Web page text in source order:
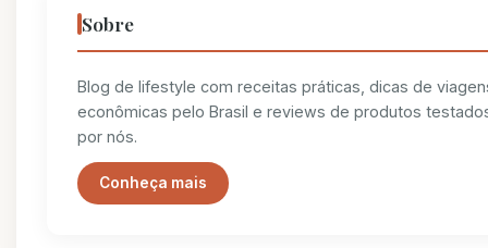
Sobre
Blog de lifestyle com receitas práticas, dicas de
econômicas pelo Brasil e reviews de produtos
por nós.
Conheça mais